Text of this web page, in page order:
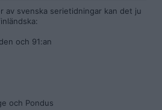
av svenska serietidningar kan det ju
och 91:an
och Pondus